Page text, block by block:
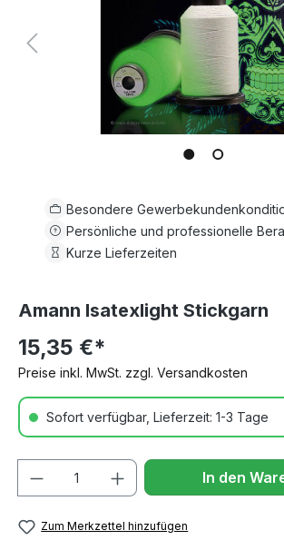
Besondere
Persönliche und professionelle
Kurze Lieferzeiten
Amann Isatexlight Stickgarn
15,35 €*
Preise inkl. MwSt. zzgl. Versandkosten
Sofort verfügbar, Lieferzeit: 1-3 Tage
In den
Zum Merkzettel hinzufügen